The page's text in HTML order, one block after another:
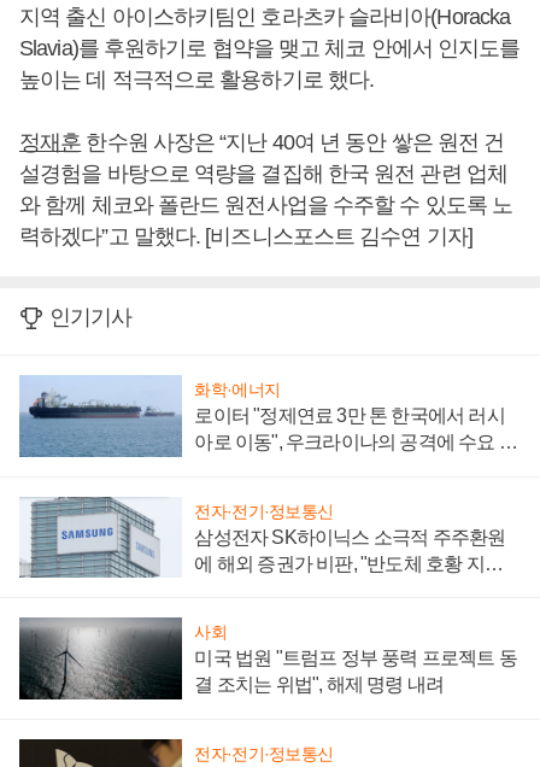
지역 출신 아이스하키팀인 호라츠카 슬라비아(Horacka
Slavia)를 후원하기로 협약을 맺고 체코 안에서 인지도를
높이는 데 적극적으로 활용하기로 했다.
정재훈 한수원 사장은 “지난 40여 년 동안 쌓은 원전 건
설경험을 바탕으로 역량을 결집해 한국 원전 관련 업체
와 함께 체코와 폴란드 원전사업을 수주할 수 있도록 노
력하겠다”고 말했다. [비즈니스포스트 김수연 기자]
인기기사
화학·에너지
로이터 "정제연료 3만 톤 한국에서 러시
아로 이동", 우크라이나의 공격에 수요 늘
전자·전기·정보통신
삼성전자 SK하이닉스 소극적 주주환원
에 해외 증권가 비판, "반도체 호황 지속
사회
미국 법원 "트럼프 정부 풍력 프로젝트 동
결 조치는 위법", 해제 명령 내려
전자·전기·정보통신